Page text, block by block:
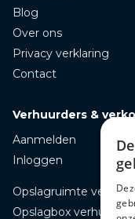
Blog
Over ons
Privacy verklaring
Contact
Verhuurders &
Aanmelden
Inloggen
Opslagruimte
Opslagbox verhuren